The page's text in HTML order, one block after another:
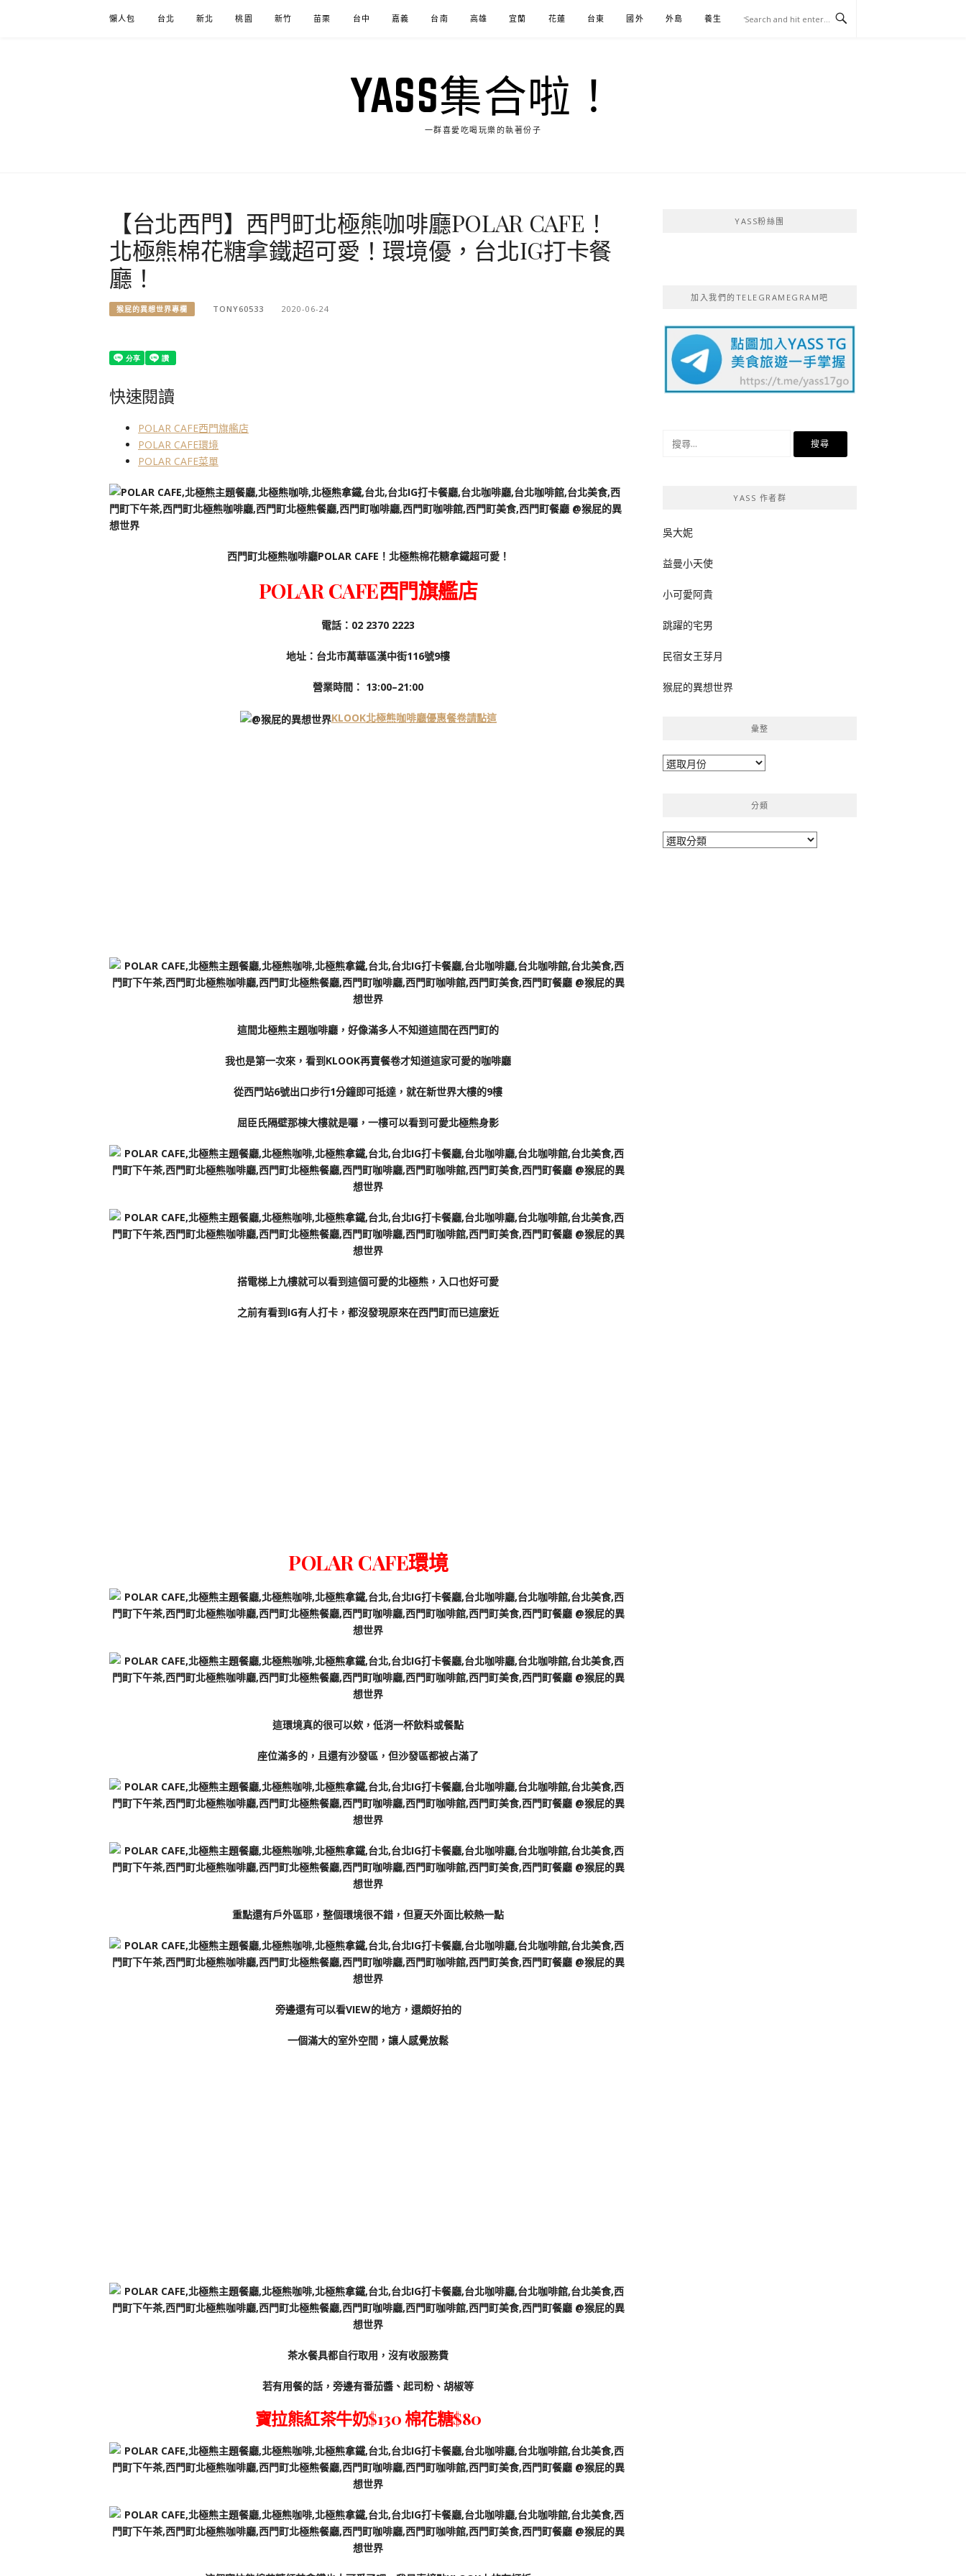
懶人包 台北 新北 桃園 新竹 苗栗 台中 嘉義 台南 高雄 宜蘭 花蓮 台東 國外 外島 養生 伴手禮
YASS集合啦！
一群喜愛吃喝玩樂的執著份子
【台北西門】西門町北極熊咖啡廳POLAR CAFE！
北極熊棉花糖拿鐵超可愛！環境優，台北IG打卡餐
廳！
猴屁的異想世界專欄 TONY60533 2020-06-24
快速閱讀
POLAR CAFE西門旗艦店
POLAR CAFE環境
POLAR CAFE菜單
西門町北極熊咖啡廳POLAR CAFE！北極熊棉花糖拿鐵超可愛！
POLAR CAFE西門旗艦店
電話：02 2370 2223
地址：台北市萬華區漢中街116號9樓
營業時間： 13:00–21:00
KLOOK北極熊咖啡廳優惠餐卷請點這
這間北極熊主題咖啡廳，好像滿多人不知道這間在西門町的
我也是第一次來，看到KLOOK再賣餐卷才知道這家可愛的咖啡廳
從西門站6號出口步行1分鐘即可抵達，就在新世界大樓的9樓
屈臣氏隔壁那棟大樓就是囉，一樓可以看到可愛北極熊身影
搭電梯上九樓就可以看到這個可愛的北極熊，入口也好可愛
之前有看到IG有人打卡，都沒發現原來在西門町而已這麼近
POLAR CAFE環境
這環境真的很可以欸，低消一杯飲料或餐點
座位滿多的，且還有沙發區，但沙發區都被占滿了
重點還有戶外區耶，整個環境很不錯，但夏天外面比較熱一點
旁邊還有可以看VIEW的地方，還頗好拍的
一個滿大的室外空間，讓人感覺放鬆
茶水餐具都自行取用，沒有收服務費
若有用餐的話，旁邊有番茄醬、起司粉、胡椒等
寶拉熊紅茶牛奶$130 棉花糖$80
YASS粉絲團
加入我們的TELEGRAMEGRAM吧
YASS 作者群
吳大妮
益曼小天使
小可愛阿貴
跳躍的宅男
民宿女王芽月
猴屁的異想世界
彙整
彙
分類
分